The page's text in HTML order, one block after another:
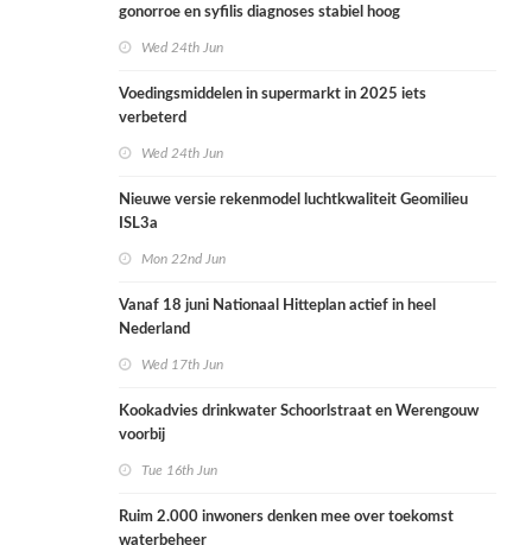
gonorroe en syfilis diagnoses stabiel hoog
Wed 24th Jun
Voedingsmiddelen in supermarkt in 2025 iets
verbeterd
Wed 24th Jun
Nieuwe versie rekenmodel luchtkwaliteit Geomilieu
ISL3a
Mon 22nd Jun
Vanaf 18 juni Nationaal Hitteplan actief in heel
Nederland
Wed 17th Jun
Kookadvies drinkwater Schoorlstraat en Werengouw
voorbij
Tue 16th Jun
Ruim 2.000 inwoners denken mee over toekomst
waterbeheer